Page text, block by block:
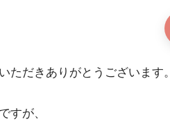
ただきありがとうございます。
すが、